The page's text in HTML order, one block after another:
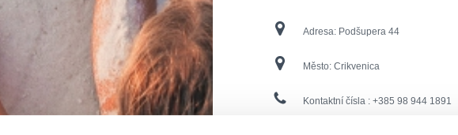
Adresa: Podšupera 44
Město: Crikvenica
Kontaktní čísla : +385 98 944 1891